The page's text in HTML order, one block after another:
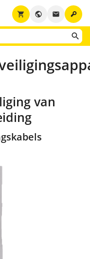
key
email
public
shopping_cart
van